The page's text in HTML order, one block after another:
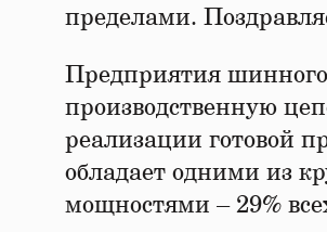
пределами.
Предприятия
производственную
реализации готовой
обладает одними из
мощностями – 29%